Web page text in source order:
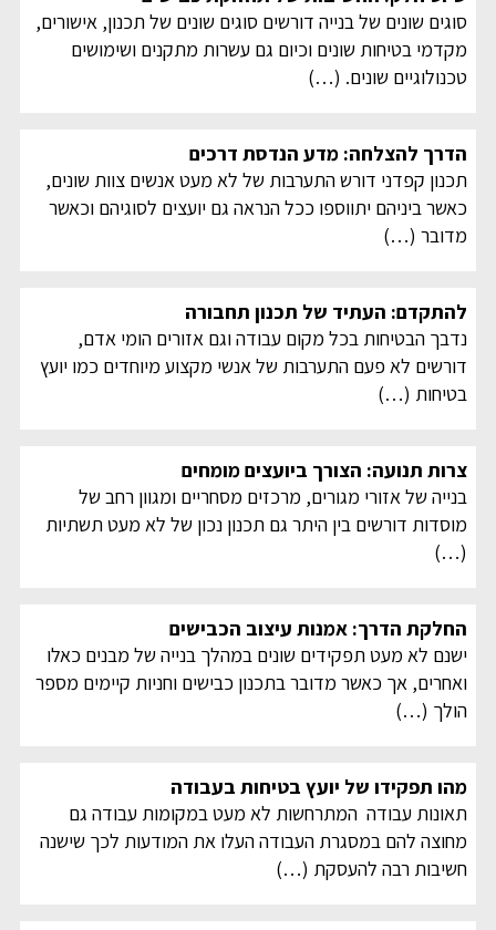
סוגים שונים של בנייה דורשים סוגים שונים של תכנון, אישורים,
מקדמי בטיחות שונים וכיום גם עשרות מתקנים ושימושים
טכנולוגיים שונים. (…)
הדרך להצלחה: מדע הנדסת דרכים
תכנון קפדני דורש התערבות של לא מעט אנשים צוות שונים,
כאשר ביניהם יתווספו ככל הנראה גם יועצים לסוגיהם וכאשר
מדובר (…)
להתקדם: העתיד של תכנון תחבורה
נדבך הבטיחות בכל מקום עבודה וגם אזורים הומי אדם,
דורשים לא פעם התערבות של אנשי מקצוע מיוחדים כמו יועץ
בטיחות (…)
צרות תנועה: הצורך ביועצים מומחים
בנייה של אזורי מגורים, מרכזים מסחריים ומגוון רחב של
מוסדות דורשים בין היתר גם תכנון נכון של לא מעט תשתיות
(…)
החלקת הדרך: אמנות עיצוב הכבישים
ישנם לא מעט תפקידים שונים במהלך בנייה של מבנים כאלו
ואחרים, אך כאשר מדובר בתכנון כבישים וחניות קיימים מספר
הולך (…)
מהו תפקידו של יועץ בטיחות בעבודה
תאונות עבודה המתרחשות לא מעט במקומות עבודה גם
מחוצה להם במסגרת העבודה העלו את המודעות לכך שישנה
חשיבות רבה להעסקת (…)